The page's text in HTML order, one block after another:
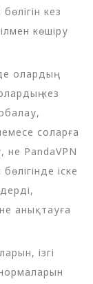
кез
көшіру
олардың
кез
соларға
не PandaVPN
іске
анықтауға
ізгі